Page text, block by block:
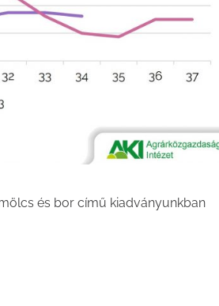
és bor című kiadványunkban